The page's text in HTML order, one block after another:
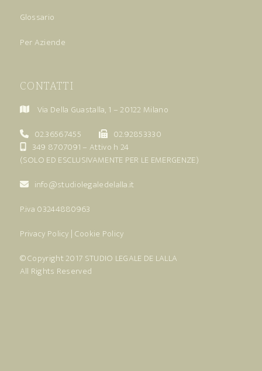
Glossario
Per Aziende
CONTATTI
Via Della Guastalla, 1 – 20122 Milano
02.36567455
02.92853330
349 8707091 – Attivo h 24
(SOLO ED ESCLUSIVAMENTE PER LE EMERGENZE)
info@studiolegaledelalla.it
P.iva 03244880963
Privacy Policy | Cookie Policy
© Copyright 2017 STUDIO LEGALE DE LALLA
All Rights Reserved